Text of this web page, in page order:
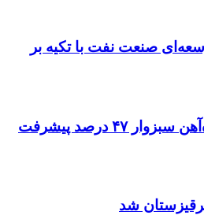
صنعت نفت با تکیه بر
بازوند: ایستگاه راه‌آهن سبزوار ۴۷ درصد پیشرفت
شد